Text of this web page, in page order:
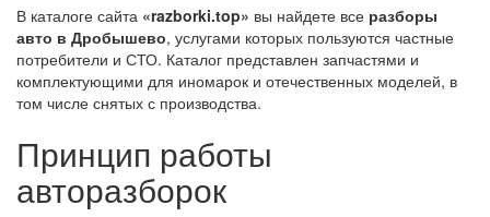
В каталоге сайта «razborki.top» вы найдете все разборы
авто в Дробышево, услугами которых пользуются частные
потребители и СТО. Каталог представлен запчастями и
комплектующими для иномарок и отечественных моделей, в
том числе снятых с производства.
Принцип работы
авторазборок